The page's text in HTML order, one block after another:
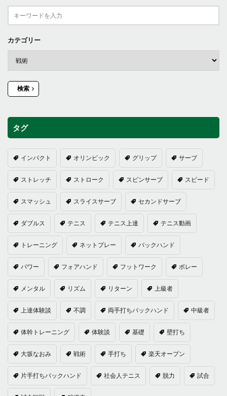
カテゴリー
検索
タグ
インパクト オリンピック グリップ サーブ
ストレッチ ストローク スピンサーブ スピード
スマッシュ スライスサーブ セカンドサーブ
ダブルス テニス テニス上達 テニス動画
トレーニング ネットプレー バックハンド
パワー フォアハンド フットワーク ボレー
メンタル リズム リターン 上級者
上達体験談 不調 両手打ちバックハンド 中級者
体幹トレーニング 体験談 基礎 壁打ち
大坂なおみ 戦術 手打ち 楽天オープン
片手打ちバックハンド 社会人テニス 脱力 試合